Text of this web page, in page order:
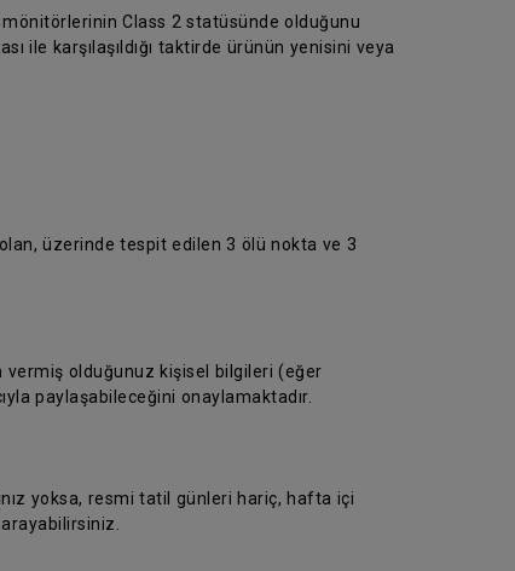
mönitörlerinin Class 2 statüsünde olduğunu
ile karşılaşıldığı taktirde ürünün yenisini veya
üzerinde tespit edilen 3 ölü nokta ve 3
vermiş olduğunuz kişisel bilgileri (eğer
paylaşabileceğini onaylamaktadır.
yoksa, resmi tatil günleri hariç, hafta içi